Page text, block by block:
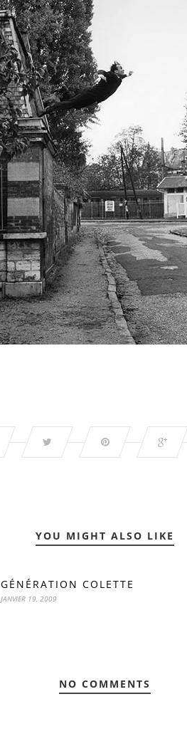
YOU MIGHT ALSO LIKE
GÉNÉRATION COLETTE
JANVIER 19, 2009
NO COMMENTS